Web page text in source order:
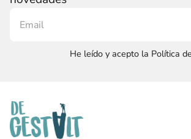
He leído y acepto la Política